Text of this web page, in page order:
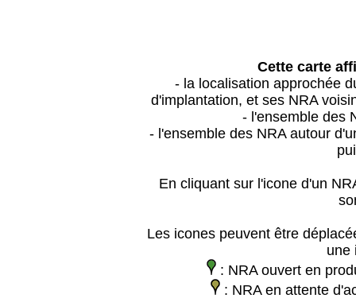
Cette carte
- la localisation approchée
d'implantation, et ses NRA
- l'ensemble des
- l'ensemble des NRA autour
En cliquant sur l'icone d'un
Les icones peuvent être
une
: NRA ouvert en
: NRA en attente